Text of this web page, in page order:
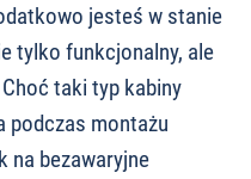
jesteś w stanie
tylko funkcjonalny, ale
taki typ kabiny
podczas montażu
na bezawaryjne